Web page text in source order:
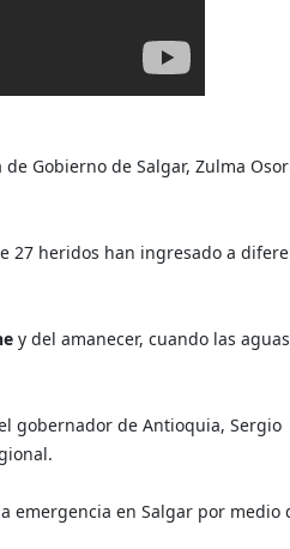
Gobierno de Salgar, Zulma
27 heridos han ingresado a
y del amanecer, cuando las aguas
gobernador de Antioquia, Sergio
emergencia en Salgar por medio